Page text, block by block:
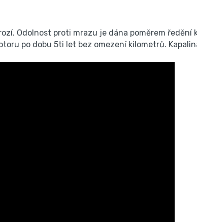
Odolnost proti mrazu je dána poměrem
po dobu 5ti let bez omezení kilometrů.